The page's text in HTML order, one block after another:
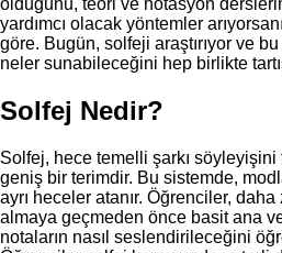
olduğunu, teori ve notasyon
yardımcı olacak yöntemler
göre. Bugün, solfeji araştırıyor ve
neler sunabileceğini hep birlikte
Solfej Nedir?
Solfej, hece temelli şarkı söyleyişini
geniş bir terimdir. Bu sistemde,
ayrı heceler atanır. Öğrenciler,
almaya geçmeden önce basit ana
notaların nasıl seslendirileceğini